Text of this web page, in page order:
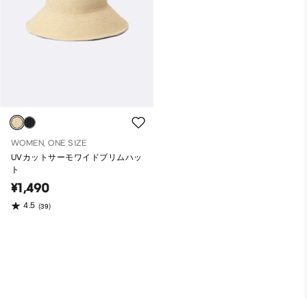
WOMEN, ONE SIZE
UVカットサーモワイドブリムハッ
ト
¥1,490
4.5 (39)